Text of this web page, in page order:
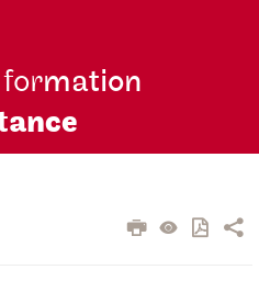
mation
ance